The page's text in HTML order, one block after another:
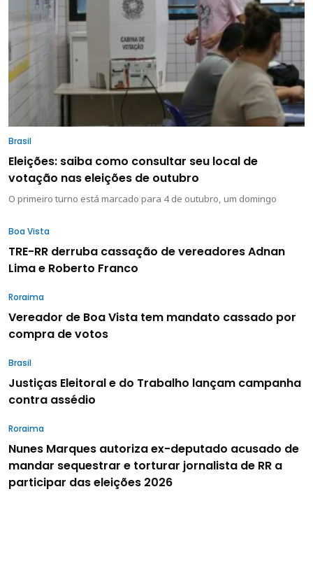
Brasil
Eleições: saiba como consultar seu local de
votação nas eleições de outubro
O primeiro turno está marcado para 4 de outubro, um domingo
Boa Vista
TRE-RR derruba cassação de vereadores Adnan
Lima e Roberto Franco
Roraima
Vereador de Boa Vista tem mandato cassado por
compra de votos
Brasil
Justiças Eleitoral e do Trabalho lançam campanha
contra assédio
Roraima
Nunes Marques autoriza ex-deputado acusado de
mandar sequestrar e torturar jornalista de RR a
participar das eleições 2026